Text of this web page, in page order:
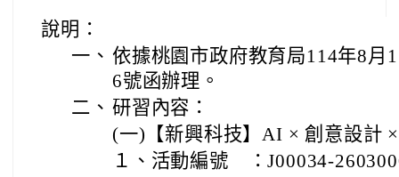
說明：
一、 依據桃園市政府教育局114年8月
6號函辦理。
二、 研習內容：
(一)【新興科技】AI × 創意設計
１、活動編號 ：J00034-